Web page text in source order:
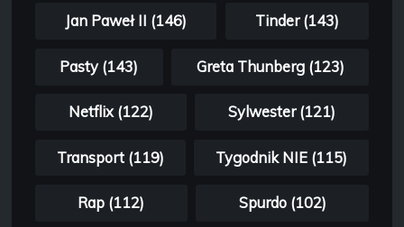
Jan Paweł II (146) Tinder (143)
Pasty (143) Greta Thunberg (123)
Netflix (122) Sylwester (121)
Transport (119) Tygodnik NIE (115)
Rap (112) Spurdo (102)